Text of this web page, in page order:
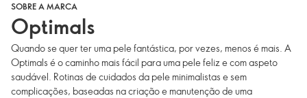
SOBRE A MARCA
Optimals
Quando se quer ter uma pele fantástica, por vezes, menos é mais. A
Optimals é o caminho mais fácil para uma pele feliz e com aspeto
saudável. Rotinas de cuidados da pele minimalistas e sem
complicações, baseadas na criação e manutenção de uma